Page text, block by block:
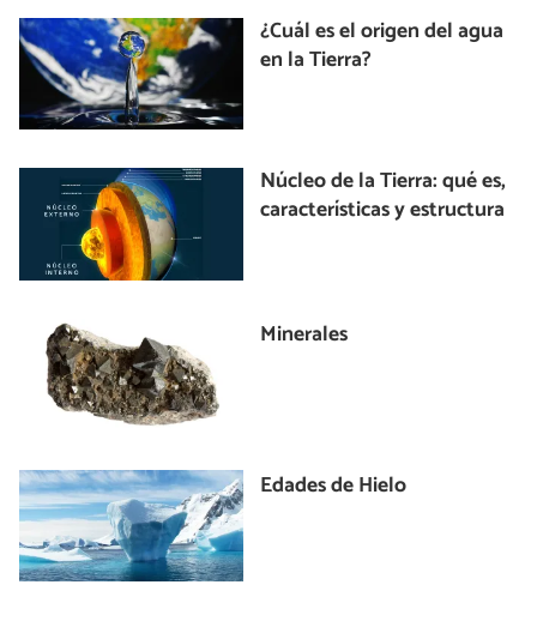
¿Cuál es el origen del agua
en la Tierra?
Núcleo de la Tierra: qué es,
características y estructura
Minerales
Edades de Hielo